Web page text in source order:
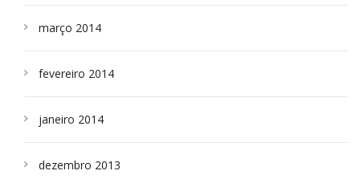
março 2014
fevereiro 2014
janeiro 2014
dezembro 2013